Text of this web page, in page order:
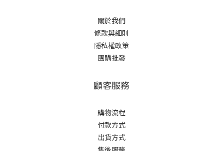
關於我們
條款與細則
隱私權政策
團購批發
顧客服務
購物流程
付款方式
出貨方式